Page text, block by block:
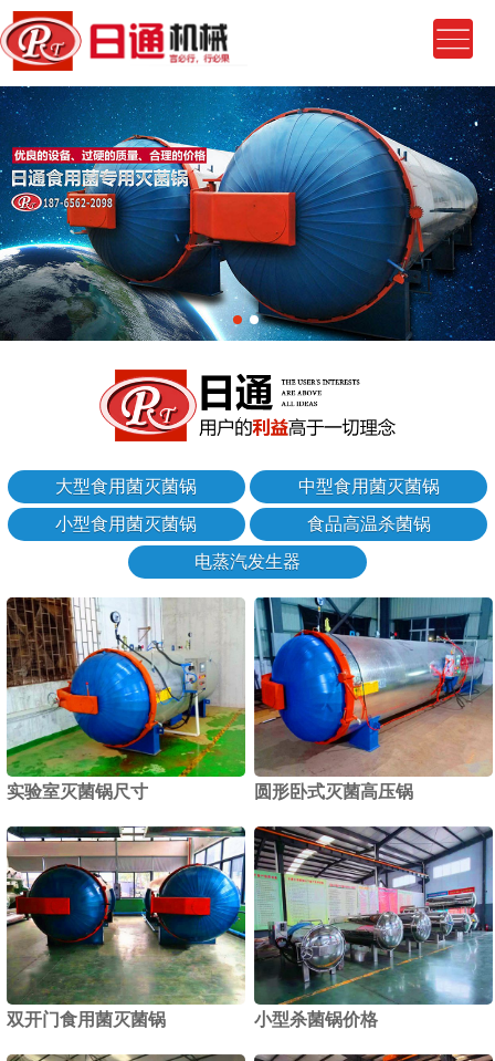
大型食用菌灭菌锅
中型食用菌灭菌锅
小型食用菌灭菌锅
食品高温杀菌锅
电蒸汽发生器
实验室灭菌锅尺寸 圆形卧式灭菌高压锅
双开门食用菌灭菌锅 小型杀菌锅价格